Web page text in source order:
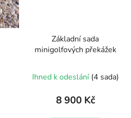
Základní sada
minigolfových překážek
Ihned k odeslání (4 sada)
8 900 Kč